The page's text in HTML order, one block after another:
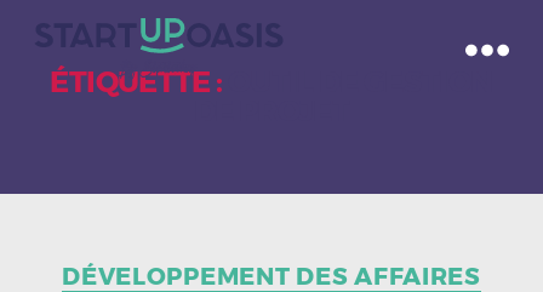
ÉTIQUETTE :
DÉVELOPPEMENT DES AFFAIRES